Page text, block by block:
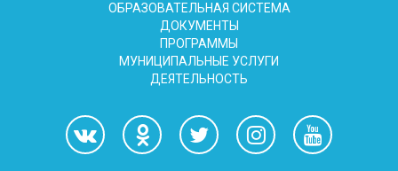
ОБРАЗОВАТЕЛЬНАЯ СИСТЕМА
ДОКУМЕНТЫ
ПРОГРАММЫ
МУНИЦИПАЛЬНЫЕ УСЛУГИ
ДЕЯТЕЛЬНОСТЬ